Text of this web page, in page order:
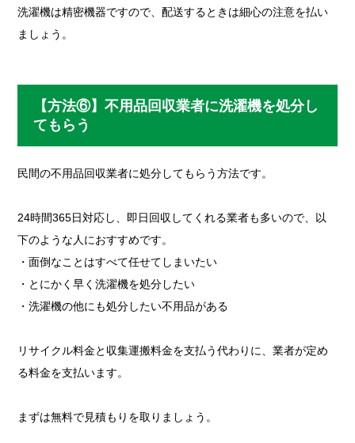
洗濯機は精密機器ですので、配送するときは細心の注意を払い
ましょう。
【方法⑥】不用品回収業者に洗濯機を処分し
てもらう
民間の不用品回収業者に処分してもらう方法です。
24時間365日対応し、即日回収してくれる業者も多いので、以
下のような人におすすめです。
・面倒なことはすべて任せてしまいたい
・とにかく早く洗濯機を処分したい
・洗濯機の他にも処分したい不用品がある
リサイクル料金と収集運搬料金を支払う代わりに、業者が定め
る料金を支払います。
まずは無料で見積もりを取りましょう。